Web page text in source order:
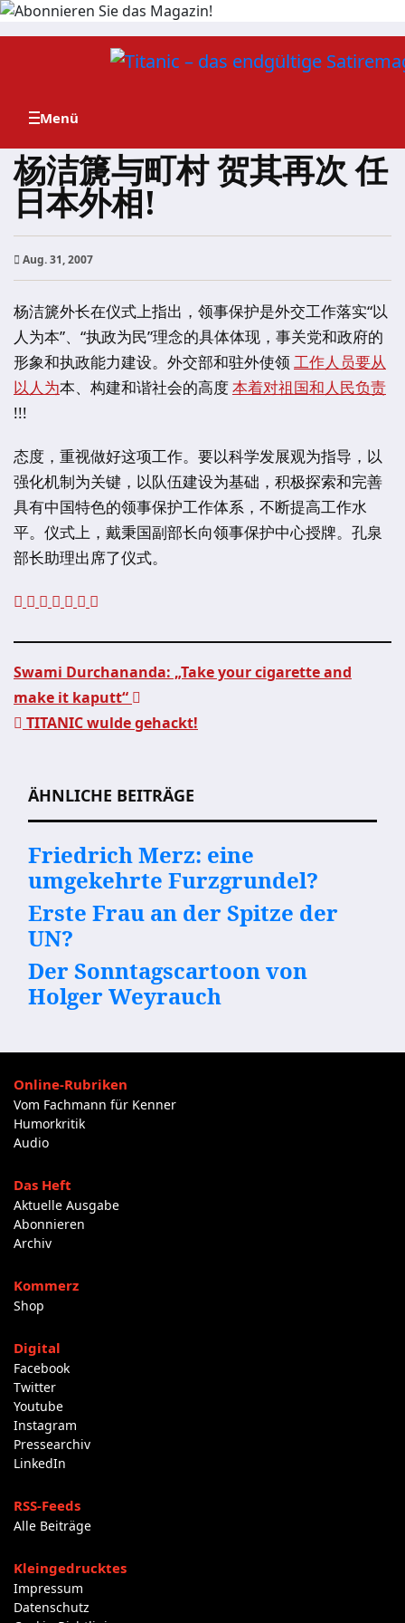
Zum
杨洁篪与町村 贺其再次 任
日本外相!
Aug. 31, 2007
杨洁篪外长在仪式上指出，领事保护是外交工作落实“以
人为本”、“执政为民”理念的具体体现，事关党和政府的
形象和执政能力建设。外交部和驻外使领 工作人员要从
以人为本、构建和谐社会的高度本着对祖国和人民负责
!!!
态度，重视做好这项工作。要以科学发展观为指导，以
强化机制为关键，以队伍建设为基础，积极探索和完善
具有中国特色的领事保护工作体系，不断提高工作水
平。仪式上，戴秉国副部长向领事保护中心授牌。孔泉
部长助理出席了仪式。
Beitragsnavigation
Swami Durchananda: „Take your cigarette and
make it kaputt“
TITANIC wulde gehackt!
ÄHNLICHE BEITRÄGE
Friedrich Merz: eine
umgekehrte Furzgrundel?
Erste Frau an der Spitze der
UN?
Der Sonntagscartoon von
Holger Weyrauch
Online-Rubriken
Vom Fachmann für Kenner
Humorkritik
Audio
Das Heft
Aktuelle Ausgabe
Abonnieren
Archiv
Kommerz
Shop
Digital
Facebook
Twitter
Youtube
Instagram
Pressearchiv
LinkedIn
RSS-Feeds
Alle Beiträge
Kleingedrucktes
Impressum
Datenschutz